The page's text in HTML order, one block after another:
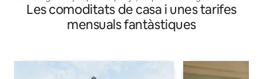
Les comoditats de casa i unes tarifes
mensuals fantàstiques